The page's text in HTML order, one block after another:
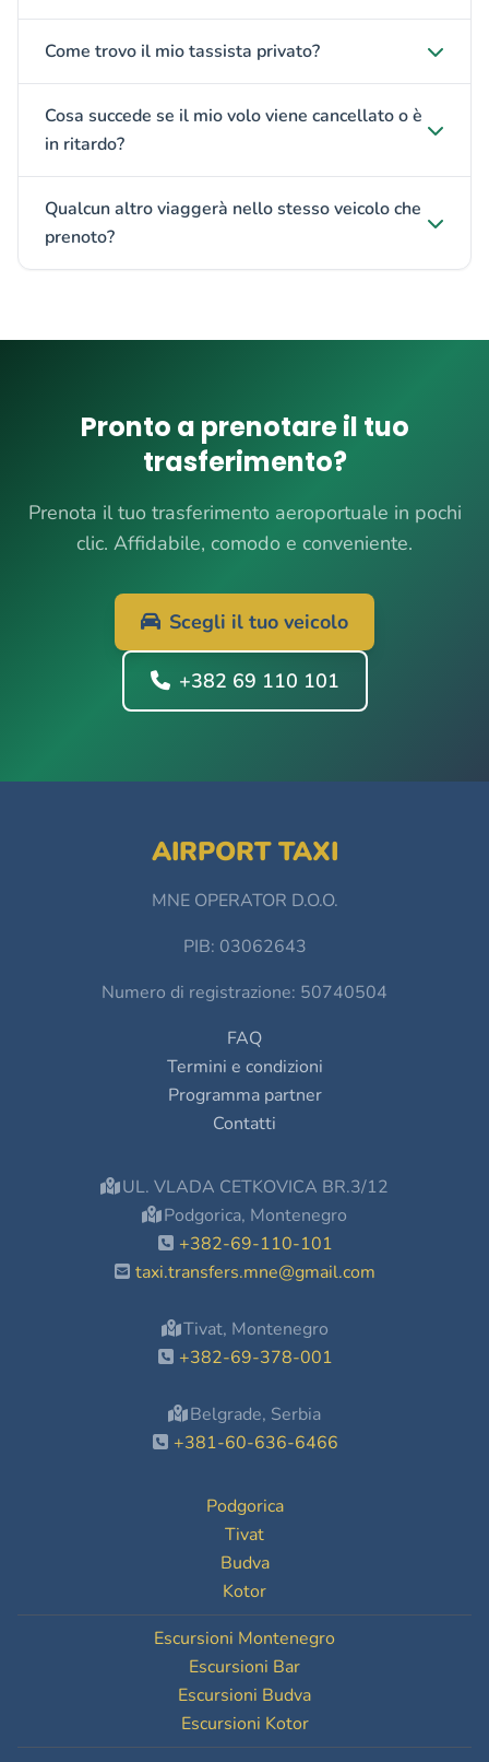
Come trovo il mio tassista privato?
Cosa succede se il mio volo viene cancellato o è
in ritardo?
Qualcun altro viaggerà nello stesso veicolo che
prenoto?
Pronto a prenotare il tuo
trasferimento?
Prenota il tuo trasferimento aeroportuale in pochi
clic. Affidabile, comodo e conveniente.
Scegli il tuo veicolo
+382 69 110 101
AIRPORT TAXI
MNE OPERATOR D.O.O.
PIB: 03062643
Numero di registrazione: 50740504
FAQ
Termini e condizioni
Programma partner
Contatti
UL. VLADA CETKOVICA BR.3/12
Podgorica, Montenegro
+382-69-110-101
taxi.transfers.mne@gmail.com
Tivat, Montenegro
+382-69-378-001
Belgrade, Serbia
+381-60-636-6466
Podgorica
Tivat
Budva
Kotor
Escursioni Montenegro
Escursioni Bar
Escursioni Budva
Escursioni Kotor